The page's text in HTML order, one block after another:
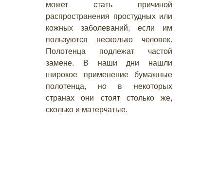
может стать причиной
распространения простудных или
кожных заболеваний, если им
пользуются несколько человек.
Полотенца подлежат частой
замене. В наши дни нашли
широкое применение бумажные
полотенца, но в некоторых
странах они стоят столько же,
сколько и матерчатые.